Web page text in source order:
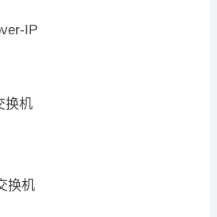
IP
换机
换机